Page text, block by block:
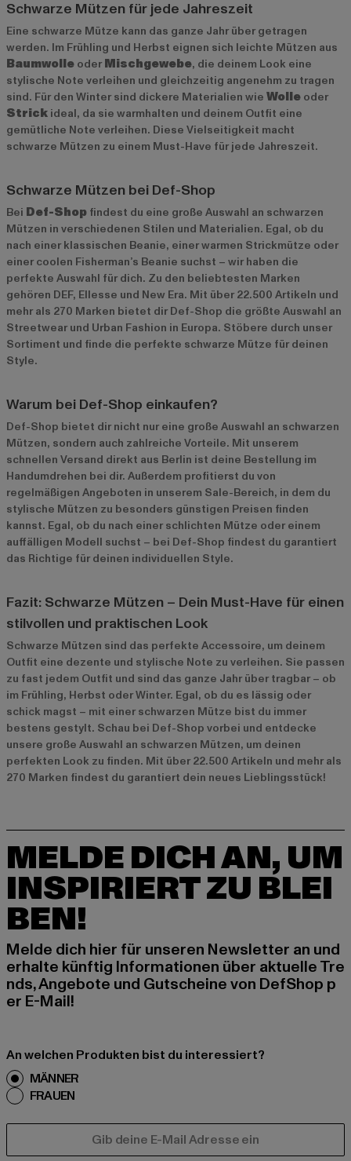
Schwarze Mützen für jede Jahreszeit
Eine schwarze Mütze kann das ganze Jahr über getragen
werden. Im Frühling und Herbst eignen sich leichte Mützen aus
Baumwolle oder Mischgewebe, die deinem Look eine
stylische Note verleihen und gleichzeitig angenehm zu tragen
sind. Für den Winter sind dickere Materialien wie Wolle oder
Strick ideal, da sie warmhalten und deinem Outfit eine
gemütliche Note verleihen. Diese Vielseitigkeit macht
schwarze Mützen zu einem Must-Have für jede Jahreszeit.
Schwarze Mützen bei Def-Shop
Bei Def-Shop findest du eine große Auswahl an schwarzen
Mützen in verschiedenen Stilen und Materialien. Egal, ob du
nach einer klassischen Beanie, einer warmen Strickmütze oder
einer coolen Fisherman’s Beanie suchst – wir haben die
perfekte Auswahl für dich. Zu den beliebtesten Marken
gehören DEF, Ellesse und New Era. Mit über 22.500 Artikeln und
mehr als 270 Marken bietet dir Def-Shop die größte Auswahl an
Streetwear und Urban Fashion in Europa. Stöbere durch unser
Sortiment und finde die perfekte schwarze Mütze für deinen
Style.
Warum bei Def-Shop einkaufen?
Def-Shop bietet dir nicht nur eine große Auswahl an schwarzen
Mützen, sondern auch zahlreiche Vorteile. Mit unserem
schnellen Versand direkt aus Berlin ist deine Bestellung im
Handumdrehen bei dir. Außerdem profitierst du von
regelmäßigen Angeboten in unserem Sale-Bereich, in dem du
stylische Mützen zu besonders günstigen Preisen finden
kannst. Egal, ob du nach einer schlichten Mütze oder einem
auffälligen Modell suchst – bei Def-Shop findest du garantiert
das Richtige für deinen individuellen Style.
Fazit: Schwarze Mützen – Dein Must-Have für einen
stilvollen und praktischen Look
Schwarze Mützen sind das perfekte Accessoire, um deinem
Outfit eine dezente und stylische Note zu verleihen. Sie passen
zu fast jedem Outfit und sind das ganze Jahr über tragbar – ob
im Frühling, Herbst oder Winter. Egal, ob du es lässig oder
schick magst – mit einer schwarzen Mütze bist du immer
bestens gestylt. Schau bei Def-Shop vorbei und entdecke
unsere große Auswahl an schwarzen Mützen, um deinen
perfekten Look zu finden. Mit über 22.500 Artikeln und mehr als
270 Marken findest du garantiert dein neues Lieblingsstück!
MELDE DICH AN, UM
INSPIRIERT ZU BLEI
BEN!
Melde dich hier für unseren Newsletter an und
erhalte künftig Informationen über aktuelle Tre
nds, Angebote und Gutscheine von DefShop p
er E-Mail!
An welchen Produkten bist du interessiert?
MÄNNER
FRAUEN